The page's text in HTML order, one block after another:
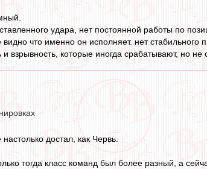
удара, нет постоянной работы по
что именно он исполняет. нет стабильного
и взрывность, которые иногда срабатывают, но не
достал, как Червь.
тогда класс команд был более разный, а